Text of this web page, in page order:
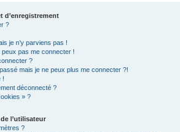
d’enregistrement
?
je n’y parviens pas !
pas me connecter !
?
mais je ne peux plus me connecter ?!
!
déconnecté ?
» ?
l’utilisateur
?